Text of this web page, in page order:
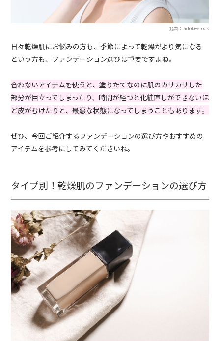
出典：adobestock
日々乾燥肌にお悩みの方も、季節によって乾燥がより気になる
という方も、ファンデーション選びは重要ですよね。
合わないアイテムを使うと、塗りたてなのに肌のカサカサした
部分が目立ってしまったり、時間が経つと化粧直しができないほ
ど皮がむけたりと、最悪な状態になってしまうこともあります。
ぜひ、今回ご紹介するファンデーションの選び方やおすすめの
アイテムを参考にしてみてくださいね。
タイプ別！乾燥肌のファンデーションの選び方